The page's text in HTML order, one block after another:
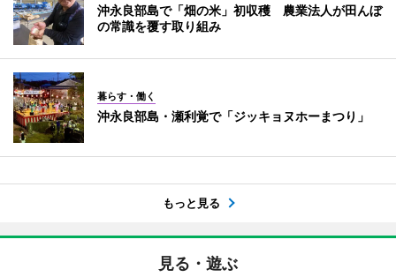
沖永良部島で「畑の米」初収穫 農業法人が田んぼ
の常識を覆す取り組み
暮らす・働く
沖永良部島・瀬利覚で「ジッキョヌホーまつり」
もっと見る
見る・遊ぶ